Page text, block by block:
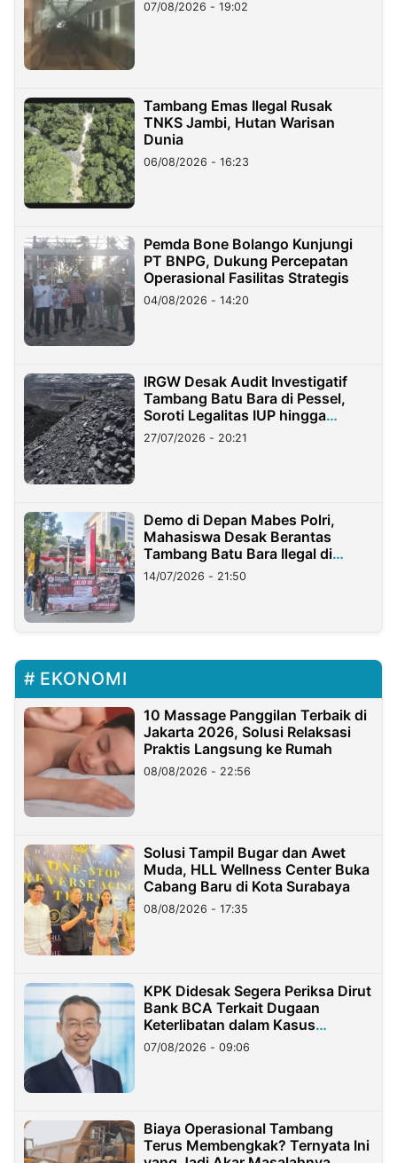
07/08/2026 - 19:02
Tambang Emas Ilegal Rusak
TNKS Jambi, Hutan Warisan
Dunia
06/08/2026 - 16:23
Pemda Bone Bolango Kunjungi
PT BNPG, Dukung Percepatan
Operasional Fasilitas Strategis
04/08/2026 - 14:20
IRGW Desak Audit Investigatif
Tambang Batu Bara di Pessel,
Soroti Legalitas IUP hingga
Stockpile
27/07/2026 - 20:21
Demo di Depan Mabes Polri,
Mahasiswa Desak Berantas
Tambang Batu Bara Ilegal di
Lampung
14/07/2026 - 21:50
EKONOMI
10 Massage Panggilan Terbaik di
Jakarta 2026, Solusi Relaksasi
Praktis Langsung ke Rumah
08/08/2026 - 22:56
Solusi Tampil Bugar dan Awet
Muda, HLL Wellness Center Buka
Cabang Baru di Kota Surabaya
08/08/2026 - 17:35
KPK Didesak Segera Periksa Dirut
Bank BCA Terkait Dugaan
Keterlibatan dalam Kasus
Hilangnya Dana Nasabah Rp2,58
Miliar
07/08/2026 - 09:06
Biaya Operasional Tambang
Terus Membengkak? Ternyata Ini